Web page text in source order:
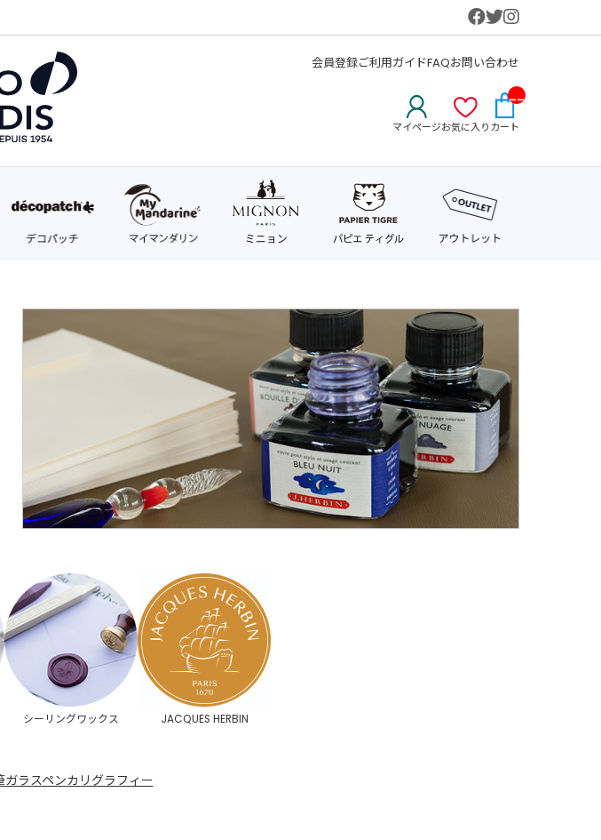
会員登録ご利用ガイドFAQお問い合わせ
マイページお気に入りカート
__
M_
T_
シーリングワックス JACQUES HERBIN
ガラスペンカリグラフィー